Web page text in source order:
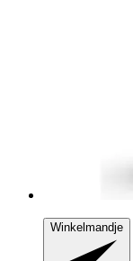
Winkelmandje